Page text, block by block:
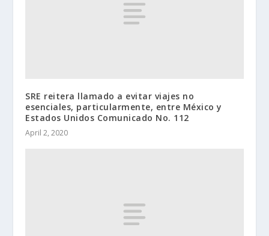
SRE reitera llamado a evitar viajes no
esenciales, particularmente, entre México y
Estados Unidos Comunicado No. 112
April 2, 2020